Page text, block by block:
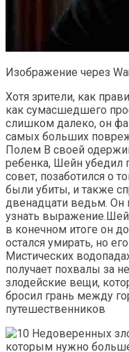
Изображение через
Хотя зрители, как
как сумасшедшего
слишком далеко, он
самых больших
Полем В своей
ребенка, Шейн убедил
совет, позаботился о
были убиты, и также
двенадцати ведьм. Он
узнать
в конечном итоге он
остался умирать, но
Мистических
получает похвалы за
злодейские вещи,
бросил грань между
путешественников